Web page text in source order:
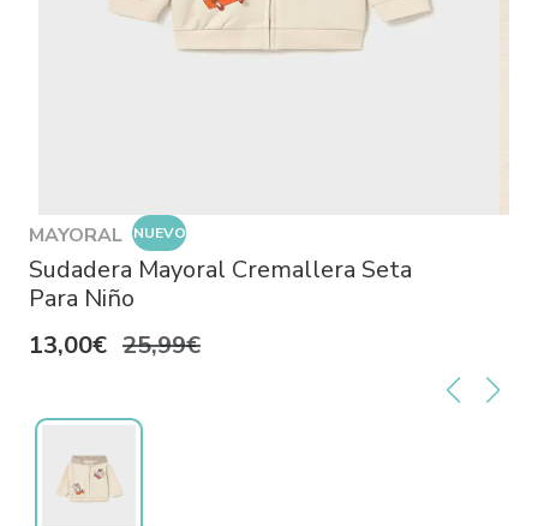
MAYORAL NUEVO
Sudadera Mayoral Cremallera Seta
Para Niño
13,00€ 25,99€